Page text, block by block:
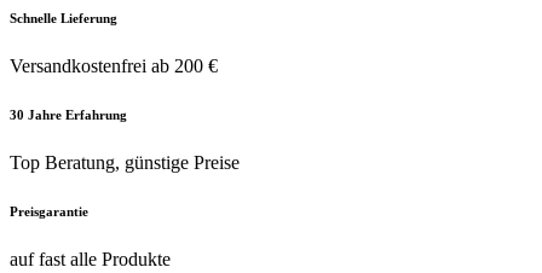
Schnelle Lieferung
Versandkostenfrei ab 200 €
30 Jahre Erfahrung
Top Beratung, günstige Preise
Preisgarantie
auf fast alle Produkte